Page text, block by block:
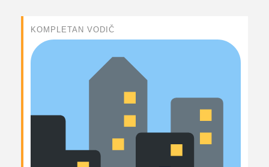
KOMPLETAN VODIČ